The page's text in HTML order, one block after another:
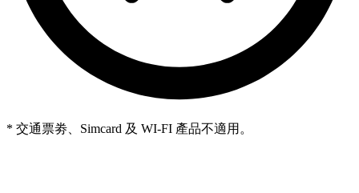
* 交通票劵、Simcard 及 WI-FI 產品不適用。